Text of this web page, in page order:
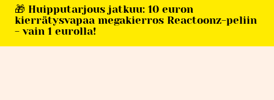
🎁 Huipputarjous jatkuu: 10 euron
kierrätysvapaa megakierros Reactoonz-peliin
- vain 1 eurolla!